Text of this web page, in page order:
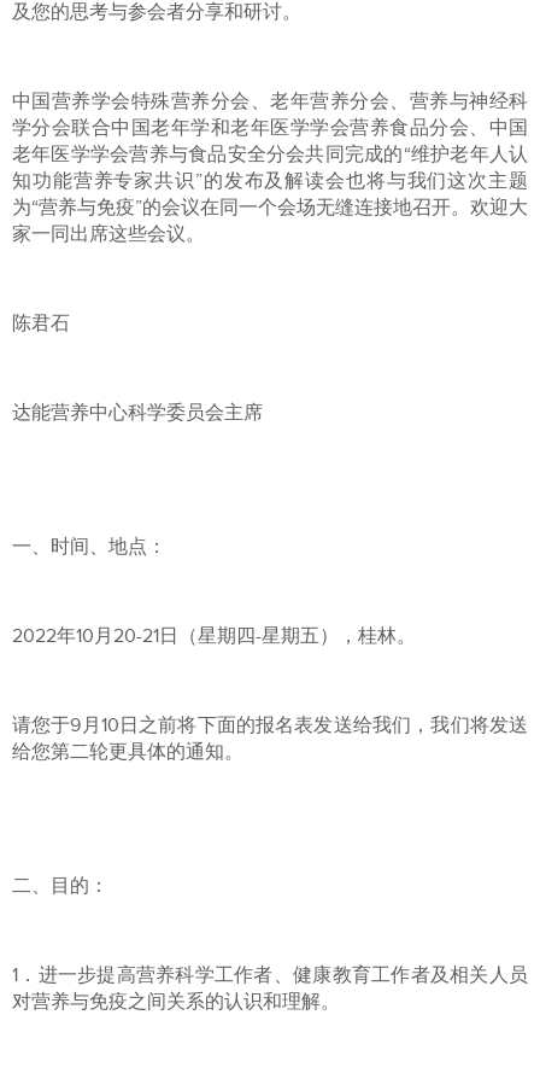
及您的思考与参会者分享和研讨。
中国营养学会特殊营养分会、老年营养分会、营养与神经科
学分会联合中国老年学和老年医学学会营养食品分会、中国
老年医学学会营养与食品安全分会共同完成的“维护老年人认
知功能营养专家共识”的发布及解读会也将与我们这次主题
为“营养与免疫”的会议在同一个会场无缝连接地召开。欢迎大
家一同出席这些会议。
陈君石
达能营养中心科学委员会主席
一、时间、地点：
2022年10月20-21日（星期四-星期五），桂林。
请您于9月10日之前将下面的报名表发送给我们，我们将发送
给您第二轮更具体的通知。
二、目的：
1．进一步提高营养科学工作者、健康教育工作者及相关人员
对营养与免疫之间关系的认识和理解。